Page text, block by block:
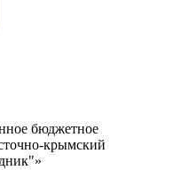
бюджетное
крымский